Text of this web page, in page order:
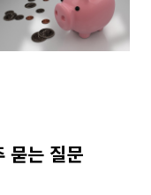
묻는 질문